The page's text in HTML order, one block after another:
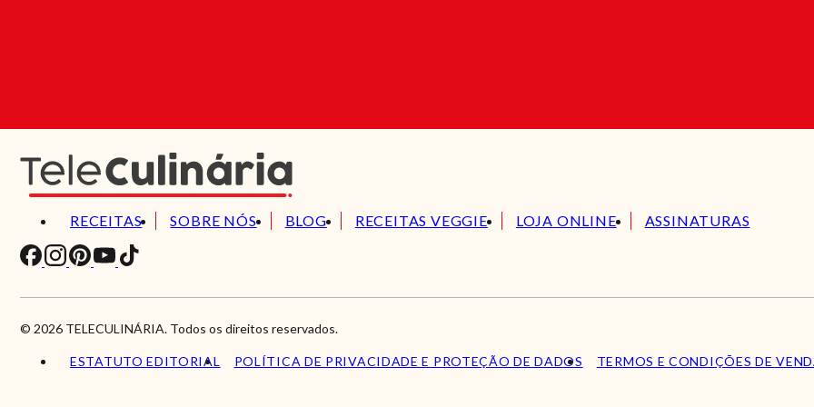
RECEITAS SOBRE NÓS BLOG RECEITAS VEGGIE LOJA ONLINE ASSINATURAS
© 2026 TELECULINÁRIA. Todos os direitos reservados.
ESTATUTO EDITORIAL POLÍTICA DE PRIVACIDADE E PROTEÇÃO DE DADOS TERMOS E CONDIÇÕES DE